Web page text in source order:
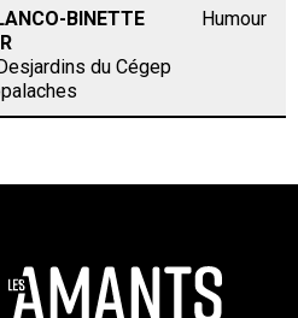
BINETTE
du Cégep
Humour